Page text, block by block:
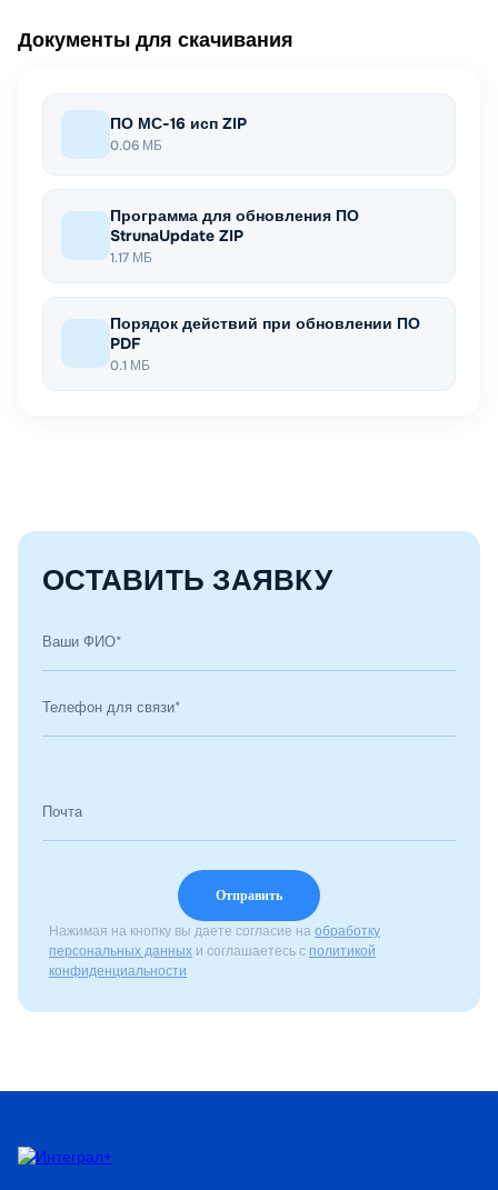
Документы для скачивания
ПО МС-16 исп ZIP
0.06 МБ
Программа для обновления ПО
StrunaUpdate ZIP
1.17 МБ
Порядок действий при обновлении ПО
PDF
0.1 МБ
ОСТАВИТЬ ЗАЯВКУ
Ваши ФИО*
Телефон для связи*
Почта
Нажимая на кнопку вы даете согласие наобработку
персональных данных и соглашаетесь с политикой
конфиденциальности